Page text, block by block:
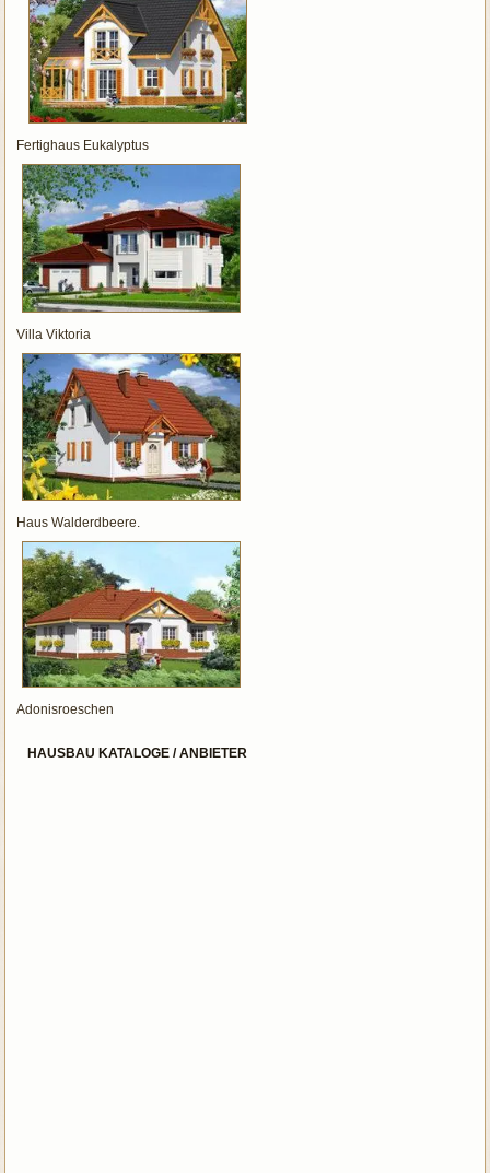
Fertighaus Eukalyptus
Villa Viktoria
Haus Walderdbeere.
Adonisroeschen
HAUSBAU KATALOGE / ANBIETER